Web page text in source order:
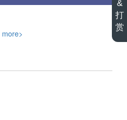
more>
&
打
赏